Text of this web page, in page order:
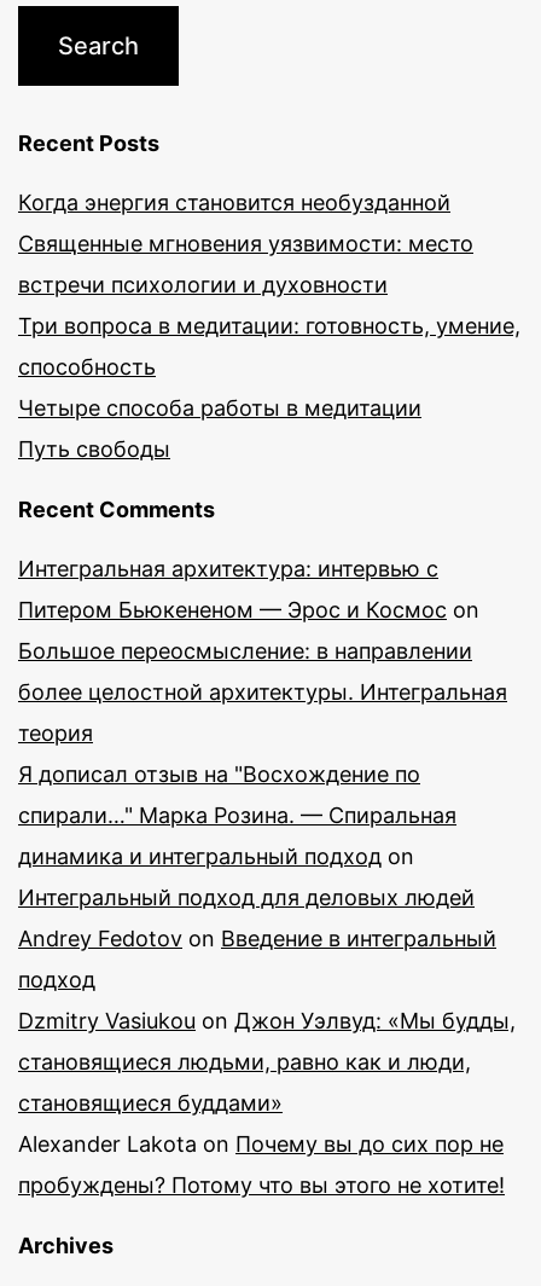
Recent Posts
Когда энергия становится необузданной
Священные мгновения уязвимости: место
встречи психологии и духовности
Три вопроса в медитации: готовность, умение,
способность
Четыре способа работы в медитации
Путь свободы
Recent Comments
Интегральная архитектура: интервью с
Питером Бьюкененом — Эрос и Космос on
Большое переосмысление: в направлении
более целостной архитектуры. Интегральная
теория
Я дописал отзыв на "Восхождение по
спирали…" Марка Розина. — Спиральная
динамика и интегральный подход on
Интегральный подход для деловых людей
Andrey Fedotov on Введение в интегральный
подход
Dzmitry Vasiukou on Джон Уэлвуд: «Мы будды,
становящиеся людьми, равно как и люди,
становящиеся буддами»
Alexander Lakota on Почему вы до сих пор не
пробуждены? Потому что вы этого не хотите!
Archives